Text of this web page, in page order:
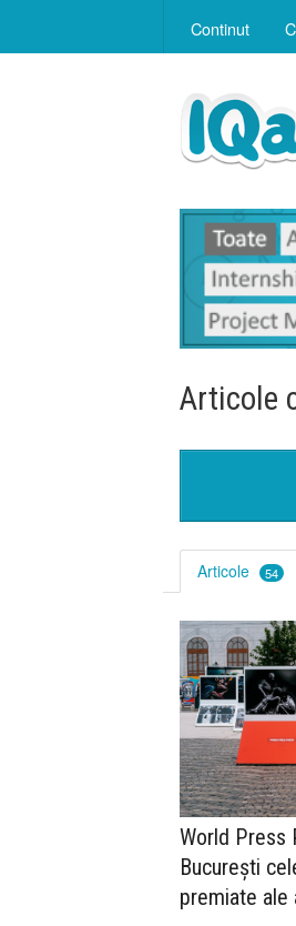
Continut
Articole
Articole 54
World Press
București
premiate ale